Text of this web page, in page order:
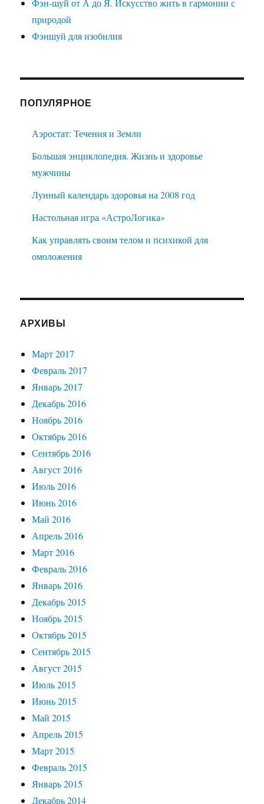
Фэн-шуй от А до Я. Искусство жить в гармонии с
природой
Фэншуй для изобилия
ПОПУЛЯРНОЕ
Аэростат: Течения и Земли
Большая энциклопедия. Жизнь и здоровье
мужчины
Лунный календарь здоровья на 2008 год
Настольная игра «АстроЛогика»
Как управлять своим телом и психикой для
омоложения
АРХИВЫ
Март 2017
Февраль 2017
Январь 2017
Декабрь 2016
Ноябрь 2016
Октябрь 2016
Сентябрь 2016
Август 2016
Июль 2016
Июнь 2016
Май 2016
Апрель 2016
Март 2016
Февраль 2016
Январь 2016
Декабрь 2015
Ноябрь 2015
Октябрь 2015
Сентябрь 2015
Август 2015
Июль 2015
Июнь 2015
Май 2015
Апрель 2015
Март 2015
Февраль 2015
Январь 2015
Декабрь 2014